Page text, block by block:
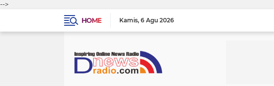
-->
HOME
Kamis 6 Agu 2026